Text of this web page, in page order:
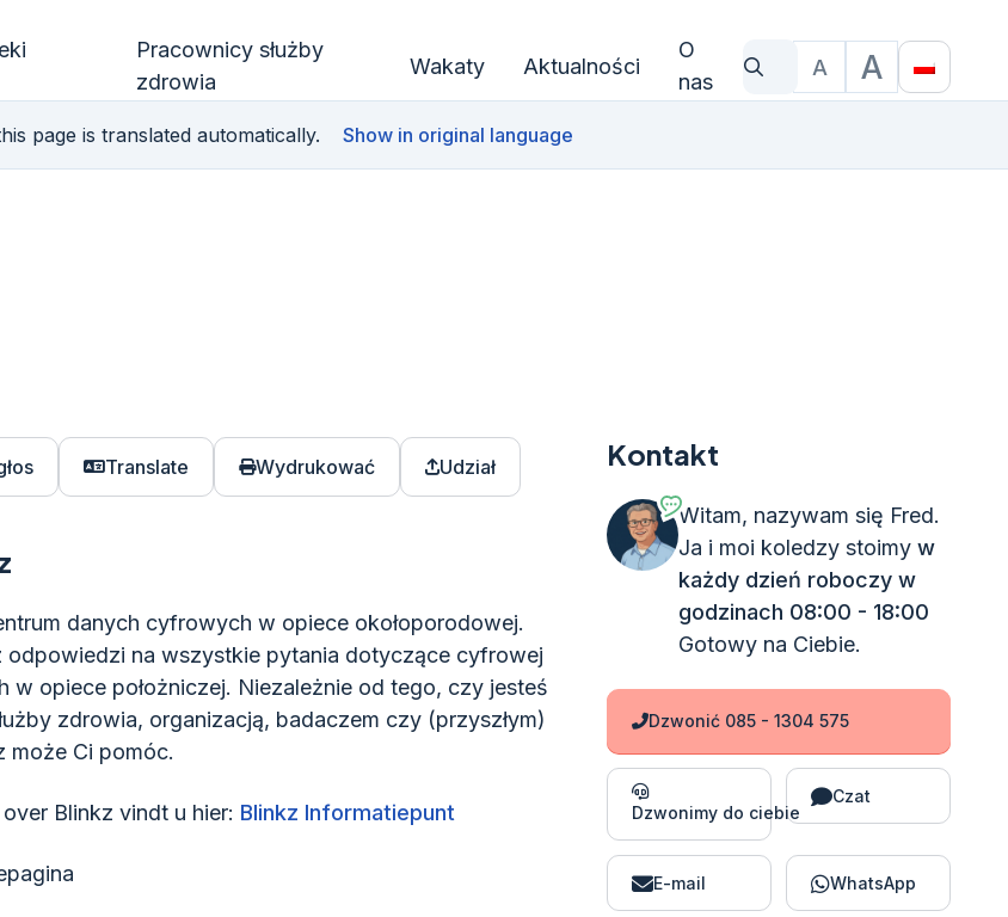
Pracownicy służby
zdrowia
Wakaty Aktualności
O
nas
Czego szukasz?
Rozmiar czcionki
A A
page is translated automatically. Show in original language
Translate Wydrukować Udział
danych cyfrowych w opiece okołoporodowej.
odpowiedzi na wszystkie pytania dotyczące cyfrowej
w opiece położniczej. Niezależnie od tego, czy jesteś
zdrowia, organizacją, badaczem czy (przyszłym)
może Ci pomóc.
Blinkz vindt u hier: Blinkz Informatiepunt
Kontakt
Witam, nazywam się Fred.
Ja i moi koledzy stoimy w
każdy dzień roboczy w
godzinach 08:00 - 18:00
Gotowy na Ciebie.
Dzwonić 085 - 1304 575
Dzwonimy do ciebie
Czat
E-mail WhatsApp